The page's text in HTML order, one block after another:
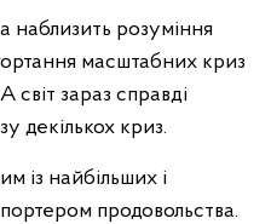
наблизить розуміння
масштабних криз
світ зараз справді
декількох криз.
із найбільших і
продовольства.